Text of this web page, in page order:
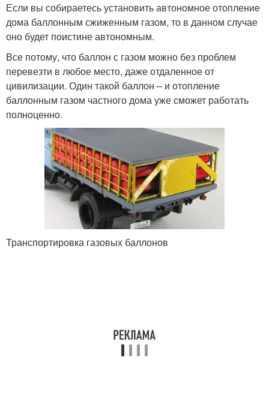
Если вы собираетесь установить автономное отопление
дома баллонным сжиженным газом, то в данном случае
оно будет поистине автономным.
Все потому, что баллон с газом можно без проблем
перевезти в любое место, даже отдаленное от
цивилизации. Один такой баллон – и отопление
баллонным газом частного дома уже сможет работать
полноценно.
Транспортировка газовых баллонов